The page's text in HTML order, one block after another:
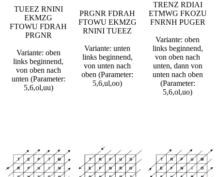
TUEEZ RNINI
EKMZG
FTOWU FDRAH
PRGNR
Variante: oben
links beginnend,
von oben nach
unten (Parameter:
5,6,ol,uu)
PRGNR FDRAH
FTOWU EKMZG
RNINI TUEEZ
Variante: unten
links beginnend,
von unten nach
oben (Parameter:
5,6,ul,oo)
TRENZ RDIAI
ETMWG FKOZU
FNRNH PUGER
Variante: oben
links beginnend,
von oben nach
unten, dann von
unten nach oben
(Parameter:
5,6,ol,uo)